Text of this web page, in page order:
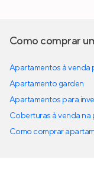
Como comprar
Apartamentos à venda
Apartamento garden
Apartamentos para
Coberturas à venda na
Como comprar